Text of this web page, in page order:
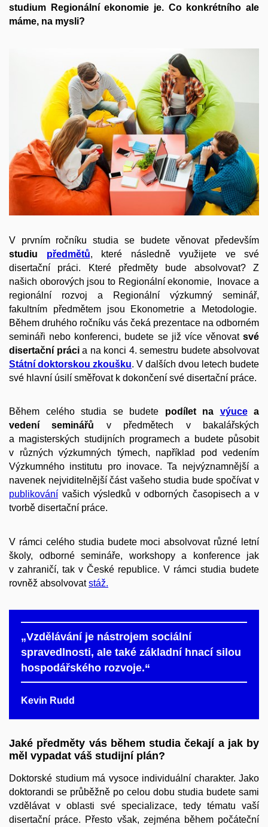
studium Regionální ekonomie je. Co konkrétního ale
máme, na mysli?
V prvním ročníku studia se budete věnovat především
studiu předmětů, které následně využijete ve své
disertační práci. Které předměty bude absolvovat? Z
našich oborových jsou to Regionální ekonomie, Inovace a
regionální rozvoj a Regionální výzkumný seminář,
fakultním předmětem jsou Ekonometrie a Metodologie.
Během druhého ročníku vás čeká prezentace na odborném
semináři nebo konferenci, budete se již více věnovat své
disertační prácia na konci 4. semestru budete absolvovat
Státní doktorskou zkoušku. V dalších dvou letech budete
své hlavní úsilí směřovat k dokončení své disertační práce.
Během celého studia se budete podílet na výucea
vedení seminářů v předmětech v bakalářských
a magisterských studijních programech a budete působit
v různých výzkumných týmech, například pod vedením
Výzkumného institutu pro inovace. Ta nejvýznamnější a
navenek nejviditelnější část vašeho studia bude spočívat v
publikování vašich výsledků v odborných časopisech a v
tvorbě disertační práce.
V rámci celého studia budete moci absolvovat různé letní
školy, odborné semináře, workshopy a konference jak
v zahraničí, tak v České republice. V rámci studia budete
rovněž absolvovatstáž.
„Vzdělávání je nástrojem sociální
spravedlnosti, ale také základní hnací silou
hospodářského rozvoje.“
Kevin Rudd
Jaké předměty vás během studia čekají a jak by
měl vypadat váš studijní plán?
Doktorské studium má vysoce individuální charakter. Jako
doktorandi se průběžně po celou dobu studia budete sami
vzdělávat v oblasti své specializace, tedy tématu vaší
disertační práce. Přesto však, zejména během počáteční